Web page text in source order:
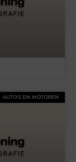
AUTO'S EN MOTOREN